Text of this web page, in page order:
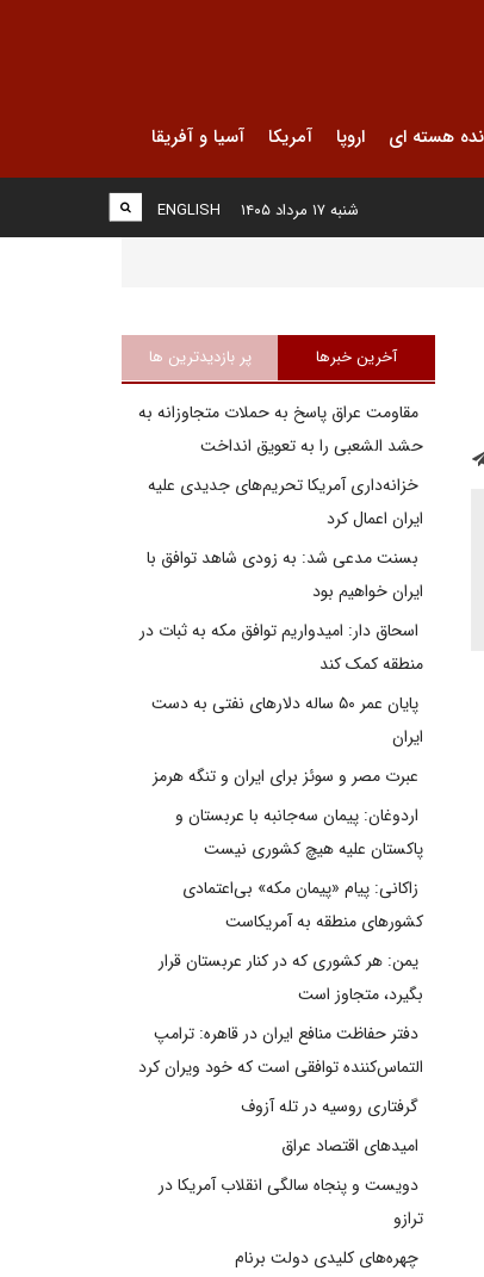
هسته ای اروپا آمریکا آسیا و آفریقا
ENGLISH شنبه ۱۷ مرداد ۱۴۰۵
آخرین خبرها پر بازدیدترین ها
مقاومت عراق پاسخ به حملات متجاوزانه به
حشد الشعبی را به تعویق انداخت
خزانه‌داری آمریکا تحریم‌های جدیدی علیه
ایران اعمال کرد
بسنت مدعی شد: به زودی شاهد توافق با
ایران خواهیم بود
اسحاق دار: امیدواریم توافق مکه به ثبات در
منطقه کمک کند
پایان عمر ۵۰ ساله دلارهای نفتی به دست
ایران
عبرت مصر و سوئز برای ایران و تنگه هرمز
اردوغان: پیمان سه‌جانبه با عربستان و
پاکستان علیه هیچ کشوری نیست
زاکانی: پیام «پیمان مکه» بی‌اعتمادی
کشورهای منطقه به آمریکاست
یمن: هر کشوری که در کنار عربستان قرار
بگیرد، متجاوز است
دفتر حفاظت منافع ایران در قاهره: ترامپ
التماس‌کننده توافقی است که خود ویران کرد
گرفتاری روسیه در تله آزوف
امیدهای اقتصاد عراق
دویست و پنجاه سالگی انقلاب آمریکا در
ترازو
چهره‌های کلیدی دولت برنام